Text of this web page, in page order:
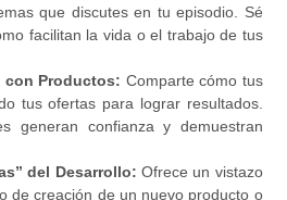
que discutes en tu episodio. Sé
facilitan la vida o el trabajo de tus
con Productos: Comparte cómo tus
tus ofertas para lograr resultados.
generan confianza y demuestran
del Desarrollo: Ofrece un vistazo
de creación de un nuevo producto o